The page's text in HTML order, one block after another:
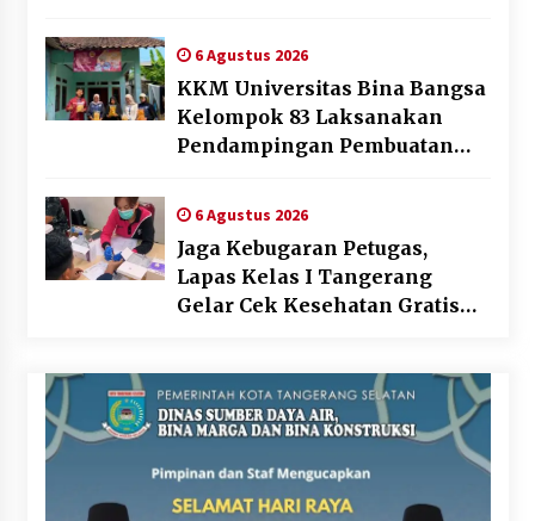
6 Agustus 2026
KKM Universitas Bina Bangsa
Kelompok 83 Laksanakan
Pendampingan Pembuatan
Memperkuat Pemasaran
UMKM di Desa Cempaka
6 Agustus 2026
Jaga Kebugaran Petugas,
Lapas Kelas I Tangerang
Gelar Cek Kesehatan Gratis